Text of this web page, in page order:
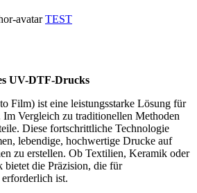
TEST
UV-DTF-Drucks
Film) ist eine leistungsstarke Lösung für
Vergleich zu traditionellen Methoden
Diese fortschrittliche Technologie
lebendige, hochwertige Drucke auf
zu erstellen. Ob Textilien, Keramik oder
die Präzision, die für
ist.